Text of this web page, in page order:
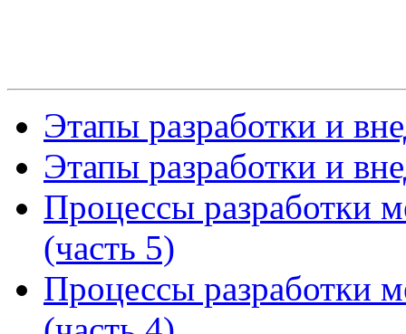
Этапы разработки и
Этапы разработки и
Процессы разработки
(часть 5)
Процессы разработки